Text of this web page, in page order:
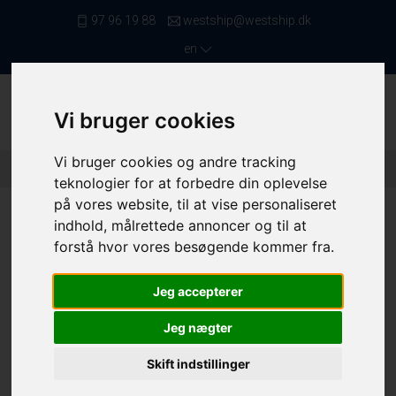
Vi bruger cookies
Vi bruger cookies og andre tracking
teknologier for at forbedre din oplevelse
på vores website, til at vise personaliseret
indhold, målrettede annoncer og til at
forstå hvor vores besøgende kommer fra.
Jeg accepterer
Jeg nægter
Skift indstillinger
97 96 19 88
westship@westship.dk
en
Front Page / Saleslist / Netters Below 11,99 Meters